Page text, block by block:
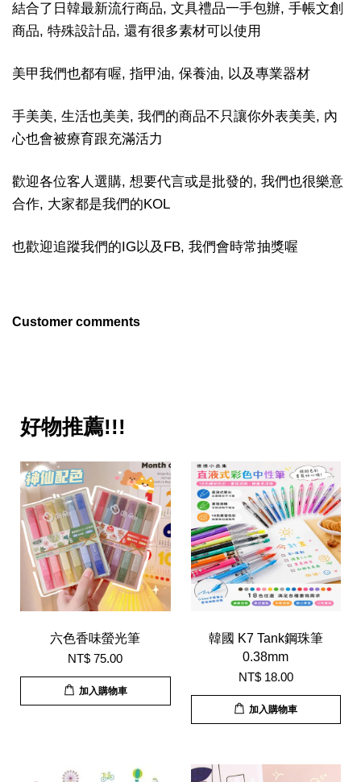
結合了日韓最新流行商品, 文具禮品一手包辦, 手帳文創
商品, 特殊設計品, 還有很多素材可以使用
美甲我們也都有喔, 指甲油, 保養油, 以及專業器材
手美美, 生活也美美, 我們的商品不只讓你外表美美, 內
心也會被療育跟充滿活力
歡迎各位客人選購, 想要代言或是批發的, 我們也很樂意
合作, 大家都是我們的KOL
也歡迎追蹤我們的IG以及FB, 我們會時常抽獎喔
Customer comments
好物推薦!!!
六色香味螢光筆
NT$ 75.00
加入購物車
韓國 K7 Tank鋼珠筆
0.38mm
NT$ 18.00
加入購物車